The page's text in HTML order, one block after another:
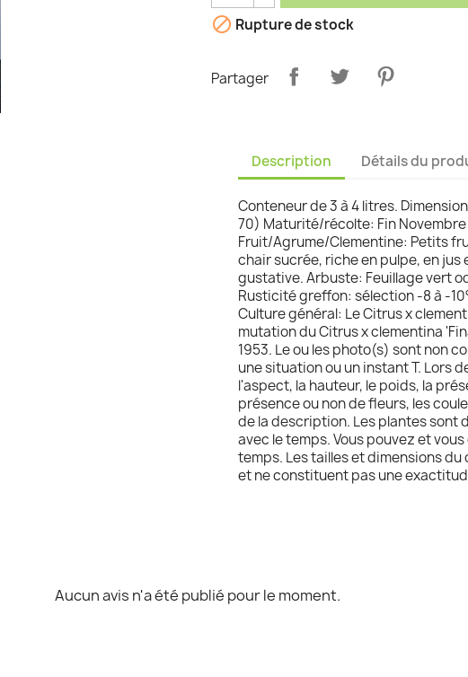
 Rupture de stock
Partager
Description Détails du
Conteneur de 3 à 4 litres.
70) Maturité/récolte: Fin Novembre
Fruit/Agrume/Clementine: Petits
chair sucrée, riche en pulpe, en
gustative. Arbuste: Feuillage vert
Rusticité greffon: sélection -8 à -
Culture général: Le Citrus x
mutation du Citrus x clementina
1953. Le ou les photo(s) sont non
une situation ou un instant T. Lors
l'aspect, la hauteur, le poids, la
présence ou non de fleurs, les
de la description. Les plantes sont
avec le temps. Vous pouvez et
temps. Les tailles et dimensions
et ne constituent pas une
Aucun avis n'a été publié pour le moment.